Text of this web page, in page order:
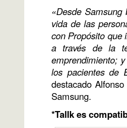
«Desde
vida de las
con Propósito que
a través de la
emprendimiento;
los pacientes de
destacado
Samsung.
*Tallk es